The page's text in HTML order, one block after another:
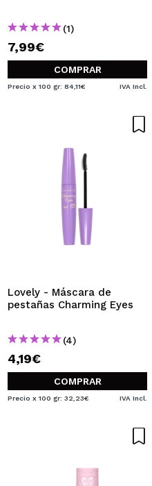
(1)
7,99€
COMPRAR
Precio x 100 gr: 84,11€ IVA Incl.
Lovely - Máscara de
pestañas Charming Eyes
(4)
4,19€
COMPRAR
Precio x 100 gr: 32,23€ IVA Incl.